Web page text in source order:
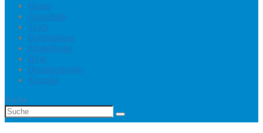
Home
Aquaristik
Teich
Briefmarken
Modellbahn
Blog
Benutzerkonto
Kontakt
Suche